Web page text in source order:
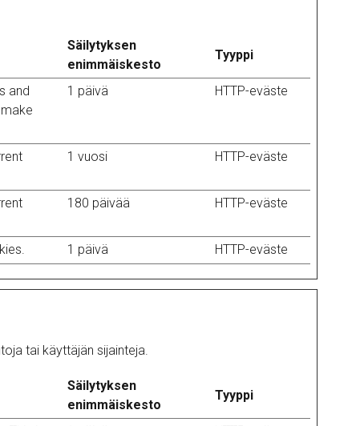
Säilytyksen
enimmäiskesto
Tyyppi
and
1 päivä HTTP-eväste
1 vuosi HTTP-eväste
180 päivää HTTP-eväste
1 päivä HTTP-eväste
tai käyttäjän sijainteja.
Säilytyksen
enimmäiskesto
Tyyppi